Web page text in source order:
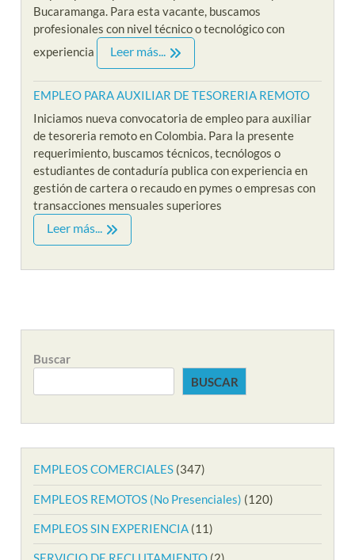
Bucaramanga. Para esta vacante, buscamos
profesionales con nivel técnico o tecnológico con
experiencia
Leer más...
EMPLEO PARA AUXILIAR DE TESORERIA REMOTO
Iniciamos nueva convocatoria de empleo para auxiliar
de tesoreria remoto en Colombia. Para la presente
requerimiento, buscamos técnicos, tecnólogos o
estudiantes de contaduría publica con experiencia en
gestión de cartera o recaudo en pymes o empresas con
transacciones mensuales superiores
Leer más...
Buscar
BUSCAR
EMPLEOS COMERCIALES (347)
EMPLEOS REMOTOS (No Presenciales) (120)
EMPLEOS SIN EXPERIENCIA (11)